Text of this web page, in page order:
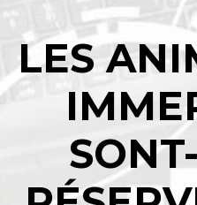
LES